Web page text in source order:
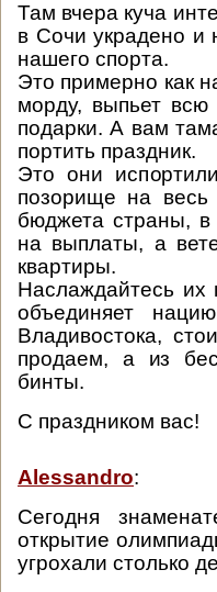
Там вчера куча
в Сочи украдено и
нашего спорта.
Это примерно как
морду, выпьет всю
подарки. А вам
портить праздник.
Это они
позорище на
бюджета страны, в
на выплаты, а
квартиры.
Наслаждайтесь их
объединяет
Владивостока,
продаем, а из
бинты.
С праздником вас!
Alessandro:
Сегодня
открытие
угрохали столько